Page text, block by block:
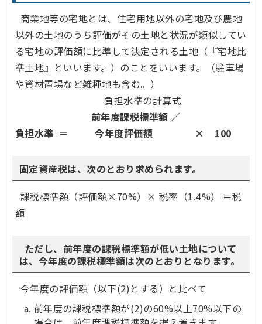
商業地等の宅地とは、住宅用地以外の宅地及び農地
以外の土地のうち評価がその土地と状況が類似してい
る宅地の評価額に比準して決定される土地（『宅地比
準土地』といいます。）のことをいいます。（駐車場
や資材置場など雑種地も含む。）
負担水準の計算式
前年度課税標準額 ／
負担水準 ＝ 今年度評価額 ×
100
固定資産税は、次のとおり求められます。
課税標準額（評価額×70%）× 税率（1.4%） ＝税
額
ただし、前年度の課税標準額が低い土地について
は、今年度の課税標準額は次のとおりとなります。
今年度の評価額（以下(2)とする）と比べて
前年度の課税標準額が(2)の60%以上70%以下の